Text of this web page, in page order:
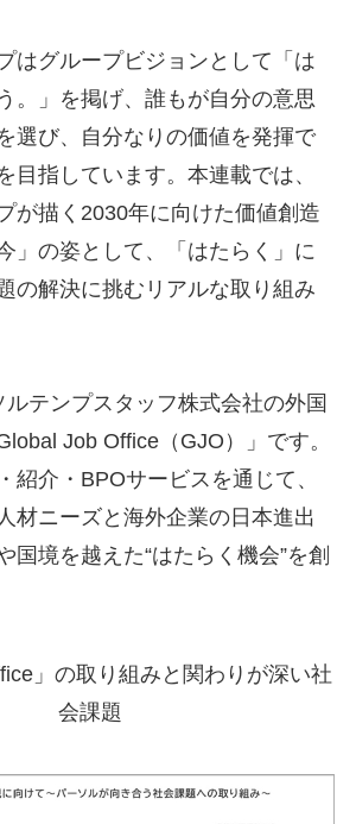
はグループビジョンとして「は
。」を掲げ、誰もが自分の意思
選び、自分なりの価値を発揮で
目指しています。本連載では、
が描く2030年に向けた価値創造
」の姿として、「はたらく」に
の解決に挑むリアルな取り組み
テンプスタッフ株式会社の外国
Job Office（GJO）」です。
紹介・BPOサービスを通じて、
材ニーズと海外企業の日本進出
国境を越えた“はたらく機会”を創
」の取り組みと関わりが深い社
会課題